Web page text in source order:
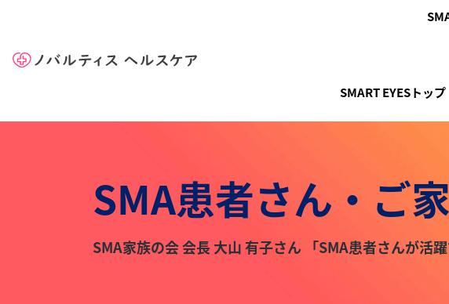
Site Logo
SMART EYESトップ
SMA患者さん・ご
SMA家族の会 会長 大山 有子さん 「SMA患者さんが活